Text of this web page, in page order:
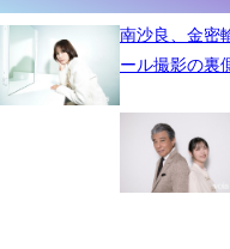
南沙良、金密
ール撮影の裏